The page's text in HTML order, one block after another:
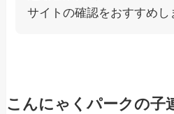
サイトの確認をおすすめし
こんにゃくパークの子